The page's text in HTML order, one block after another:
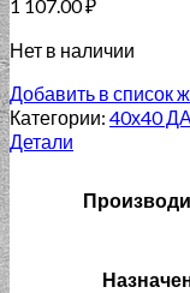
1 107.00₽
Нет в наличии
Добавить в список
Категории: 40х40
Детали